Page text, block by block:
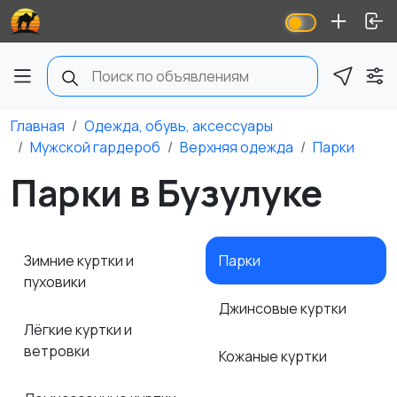
Главная
Одежда, обувь, аксессуары
Мужской гардероб
Верхняя одежда Парки
Парки в Бузулуке
Зимние куртки и
пуховики
Лёгкие куртки и
ветровки
Парки
Джинсовые куртки
Кожаные куртки